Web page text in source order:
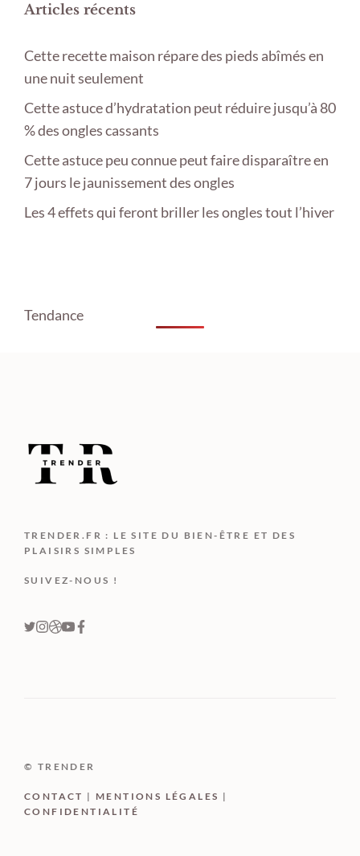
Articles récents
Cette recette maison répare des pieds abîmés en
une nuit seulement
Cette astuce d’hydratation peut réduire jusqu’à 80
% des ongles cassants
Cette astuce peu connue peut faire disparaître en
7 jours le jaunissement des ongles
Les 4 effets qui feront briller les ongles tout l’hiver
Tendance
TRENDER.FR : LE SITE DU BIEN-ÊTRE ET DES
PLAISIRS SIMPLES
SUIVEZ-NOUS !
© TRENDER
CONTACT | MENTIONS LÉGALES |
CONFIDENTIALITÉ